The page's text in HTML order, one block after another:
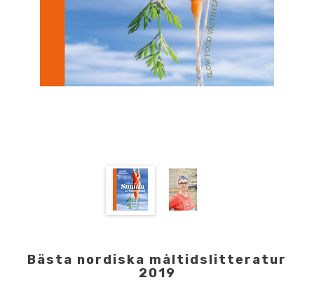
Bästa nordiska måltidslitteratur
2019